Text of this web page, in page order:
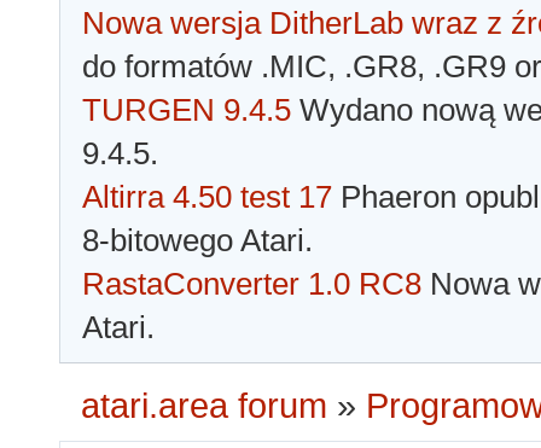
Nowa wersja DitherLab wraz z
do formatów .MIC, .GR8, .GR9
TURGEN 9.4.5 Wydano nową
9.4.5.
Altirra 4.50 test 17 Phaeron
8-bitowego Atari.
RastaConverter 1.0 RC8 Nowa
Atari.
atari.area forum »